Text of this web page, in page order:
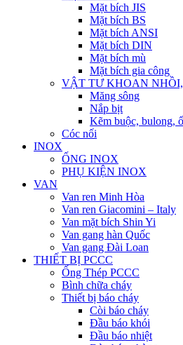
Mặt bích JIS
Mặt bích BS
Mặt bích ANSI
Mặt bích DIN
Mặt bích mù
Mặt bích gia công
VẬT TƯ KHOAN
Măng sông
Nắp bịt
Kẽm buộc, bulong,
Cóc nối
INOX
ỐNG INOX
PHỤ KIỆN INOX
VAN
Van ren Minh Hòa
Van ren Giacomini – Italy
Van mặt bích Shin Yi
Van gang hàn Quốc
Van gang Đài Loan
THIẾT BỊ PCCC
Ống Thép PCCC
Bình chữa cháy
Thiết bị báo cháy
Còi báo cháy
Đầu báo khói
Đầu báo nhiệt